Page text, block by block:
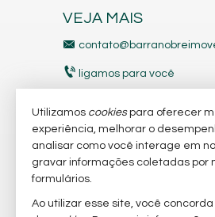
VEJA MAIS
ligamos para você
indicadores financeiros
imóveis favoritos
mapa de imóveis
Utilizamos cookiespara oferecer
experiência, melhorar o
analisar como você interage em
gravar informações coletadas por
formulários.
Ao utilizar esse site, você concorda